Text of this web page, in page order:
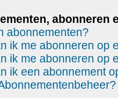
abonneren
abonnementen?
ik me abonneren op
ik me abonneren op
ik een abonnement